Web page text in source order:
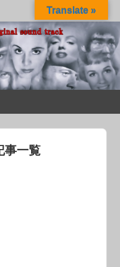
事一覧
Translate »